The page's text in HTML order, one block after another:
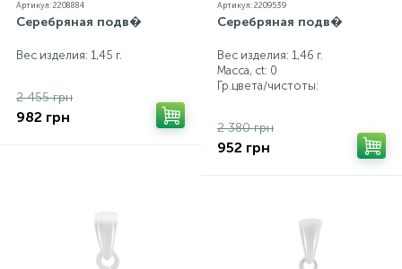
Артикул: 2208884
Серебряная подв�
Вес изделия: 1,45 г.
2 455 грн
982 грн
Артикул: 2209539
Серебряная подв�
Вес изделия: 1,46 г.
Масса, ct: 0
Гр.цвета/чистоты:
2 380 грн
952 грн